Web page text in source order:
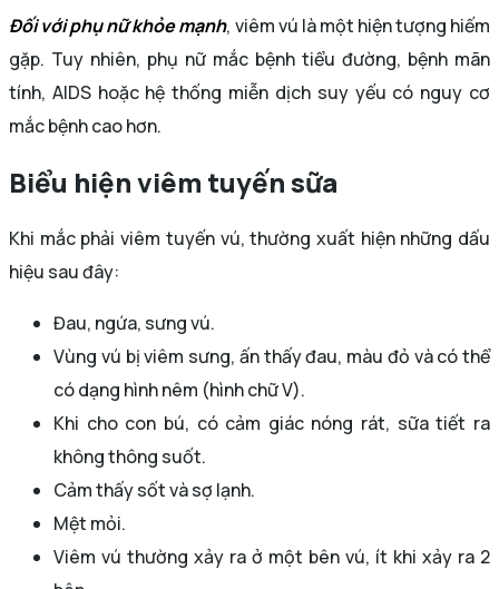
Đối với phụ nữ khỏe mạnh, viêm vú là một hiện tượng hiếm
gặp. Tuy nhiên, phụ nữ mắc bệnh tiểu đường, bệnh mãn
tính, AIDS hoặc hệ thống miễn dịch suy yếu có nguy cơ
mắc bệnh cao hơn.
Biểu hiện viêm tuyến sữa
Khi mắc phải viêm tuyến vú, thường xuất hiện những dấu
hiệu sau đây:
Đau, ngứa, sưng vú.
Vùng vú bị viêm sưng, ấn thấy đau, màu đỏ và có thể
có dạng hình nêm (hình chữ V).
Khi cho con bú, có cảm giác nóng rát, sữa tiết ra
không thông suốt.
Cảm thấy sốt và sợ lạnh.
Mệt mỏi.
Viêm vú thường xảy ra ở một bên vú, ít khi xảy ra 2